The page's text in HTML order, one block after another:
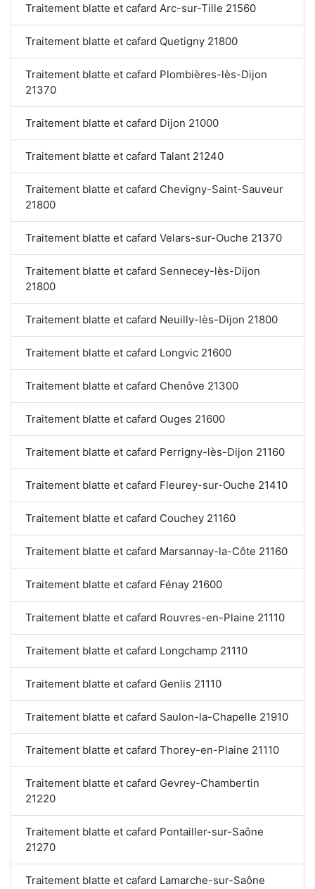
Traitement blatte et cafard Arc-sur-Tille 21560
Traitement blatte et cafard Quetigny 21800
Traitement blatte et cafard Plombières-lès-Dijon
21370
Traitement blatte et cafard Dijon 21000
Traitement blatte et cafard Talant 21240
Traitement blatte et cafard Chevigny-Saint-Sauveur
21800
Traitement blatte et cafard Velars-sur-Ouche 21370
Traitement blatte et cafard Sennecey-lès-Dijon
21800
Traitement blatte et cafard Neuilly-lès-Dijon 21800
Traitement blatte et cafard Longvic 21600
Traitement blatte et cafard Chenôve 21300
Traitement blatte et cafard Ouges 21600
Traitement blatte et cafard Perrigny-lès-Dijon 21160
Traitement blatte et cafard Fleurey-sur-Ouche 21410
Traitement blatte et cafard Couchey 21160
Traitement blatte et cafard Marsannay-la-Côte 21160
Traitement blatte et cafard Fénay 21600
Traitement blatte et cafard Rouvres-en-Plaine 21110
Traitement blatte et cafard Longchamp 21110
Traitement blatte et cafard Genlis 21110
Traitement blatte et cafard Saulon-la-Chapelle 21910
Traitement blatte et cafard Thorey-en-Plaine 21110
Traitement blatte et cafard Gevrey-Chambertin
21220
Traitement blatte et cafard Pontailler-sur-Saône
21270
Traitement blatte et cafard Lamarche-sur-Saône